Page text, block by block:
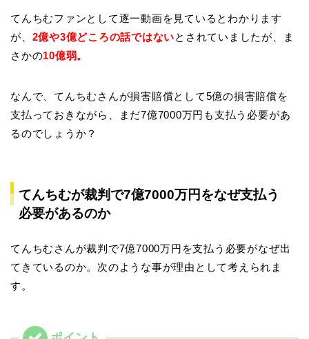
てんちむファンとして逐一動画を見ているとわかります
が、 2億や3億どころの話ではないとされていましたが、ま
さかの10億弱。
なんで、てんちむさんが損害賠償として5億の損害賠償を
支払っておきながら、まだ7億7000万円も支払う必要があ
るのでしょうか？
てんちむが裁判で7億7000万円をなぜ支払う
必要があるのか
てんちむさんが裁判で7億7000万円を支払う必要がなぜ出
てきているのか。次のような事が理由として考えられま
す。